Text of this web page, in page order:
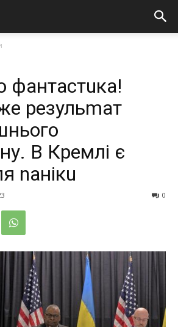
фантастuка!
резульmат
В Кремлі є
nанікu
0